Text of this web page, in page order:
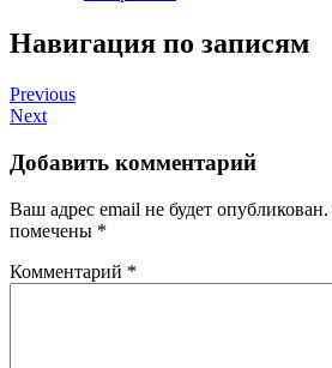
Навигация по записям
Previous
Next
Добавить комментарий
Ваш адрес email не будет опубликован.
помечены *
Комментарий *